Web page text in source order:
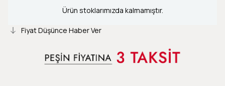
Ürün stoklarımızda kalmamıştır.
Fiyat Düşünce Haber Ver